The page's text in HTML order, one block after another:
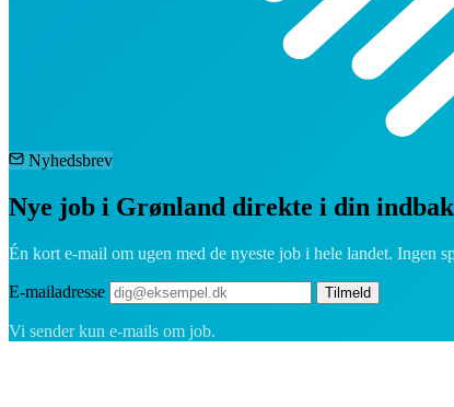
Nyhedsbrev
Nye job i Grønland direkte i din
Én kort e-mail om ugen med de nyeste job i hele landet. Ingen
E-mailadresse Tilmeld
Vi sender kun e-mails om job.